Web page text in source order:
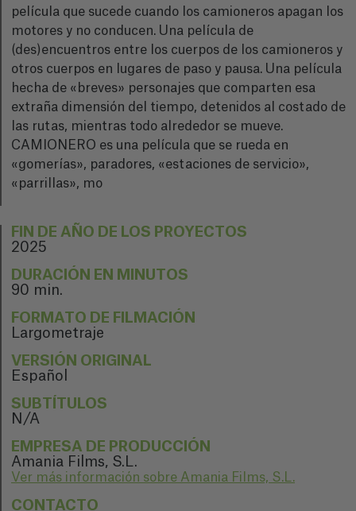
película que sucede cuando los camioneros apagan los
motores y no conducen. Una película de
(des)encuentros entre los cuerpos de los camioneros y
otros cuerpos en lugares de paso y pausa. Una película
hecha de «breves» personajes que comparten esa
extraña dimensión del tiempo, detenidos al costado de
las rutas, mientras todo alrededor se mueve.
CAMIONERO es una película que se rueda en
«gomerías», paradores, «estaciones de servicio»,
«parrillas», mo
FIN DE AÑO DE LOS PROYECTOS
2025
DURACIÓN EN MINUTOS
90 min.
FORMATO DE FILMACIÓN
Largometraje
VERSIÓN ORIGINAL
Español
SUBTÍTULOS
N/A
EMPRESA DE PRODUCCIÓN
Amania Films, S.L.
Ver más información sobre Amania Films, S.L.
CONTACTO